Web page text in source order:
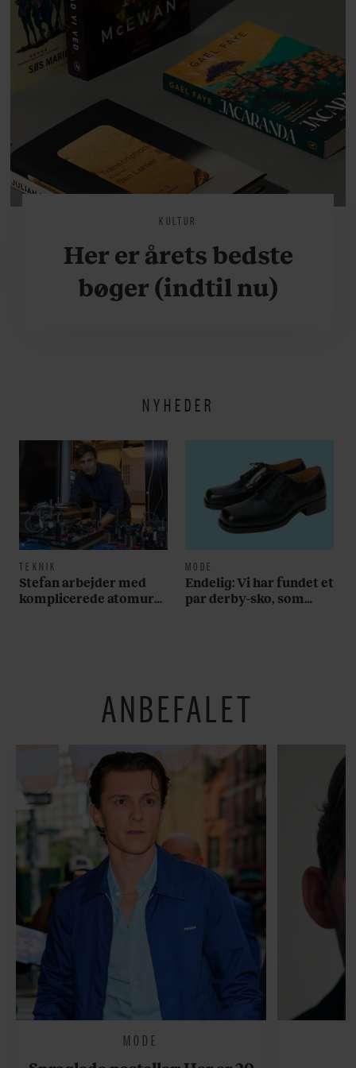
KULTUR
Her er årets bedste
bøger (indtil nu)
NYHEDER
TEKNIK
Stefan arbejder med
komplicerede atomure,
MODE
Endelig: Vi har fundet et
par derby-sko, som
ANBEFALET
MODE